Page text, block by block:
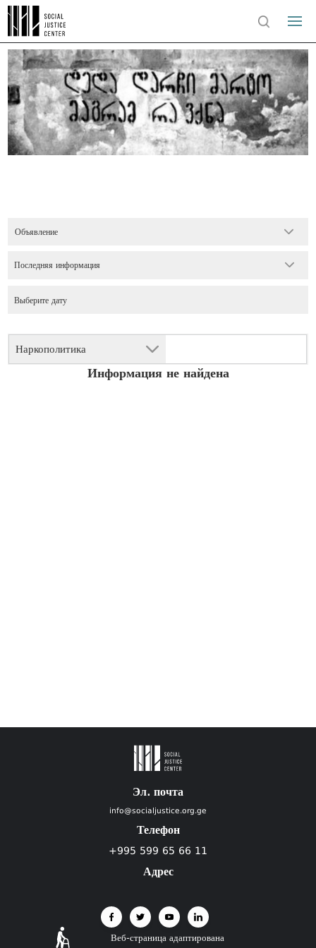
Объявление
Наркополитика
Последняя информация
Информация не найдена
Эл. почта
info@socialjustice.org.ge
Телефон
+995 599 65 66 11
Адрес
Веб-страница адаптирована